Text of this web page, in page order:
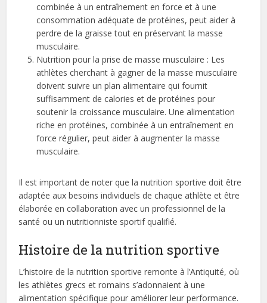
combinée à un entraînement en force et à une
consommation adéquate de protéines, peut aider à
perdre de la graisse tout en préservant la masse
musculaire.
Nutrition pour la prise de masse musculaire : Les
athlètes cherchant à gagner de la masse musculaire
doivent suivre un plan alimentaire qui fournit
suffisamment de calories et de protéines pour
soutenir la croissance musculaire. Une alimentation
riche en protéines, combinée à un entraînement en
force régulier, peut aider à augmenter la masse
musculaire.
Il est important de noter que la nutrition sportive doit être
adaptée aux besoins individuels de chaque athlète et être
élaborée en collaboration avec un professionnel de la
santé ou un nutritionniste sportif qualifié.
Histoire de la nutrition sportive
L’histoire de la nutrition sportive remonte à l’Antiquité, où
les athlètes grecs et romains s’adonnaient à une
alimentation spécifique pour améliorer leur performance.